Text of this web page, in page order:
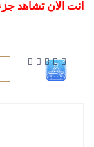
انت الان تشاهد